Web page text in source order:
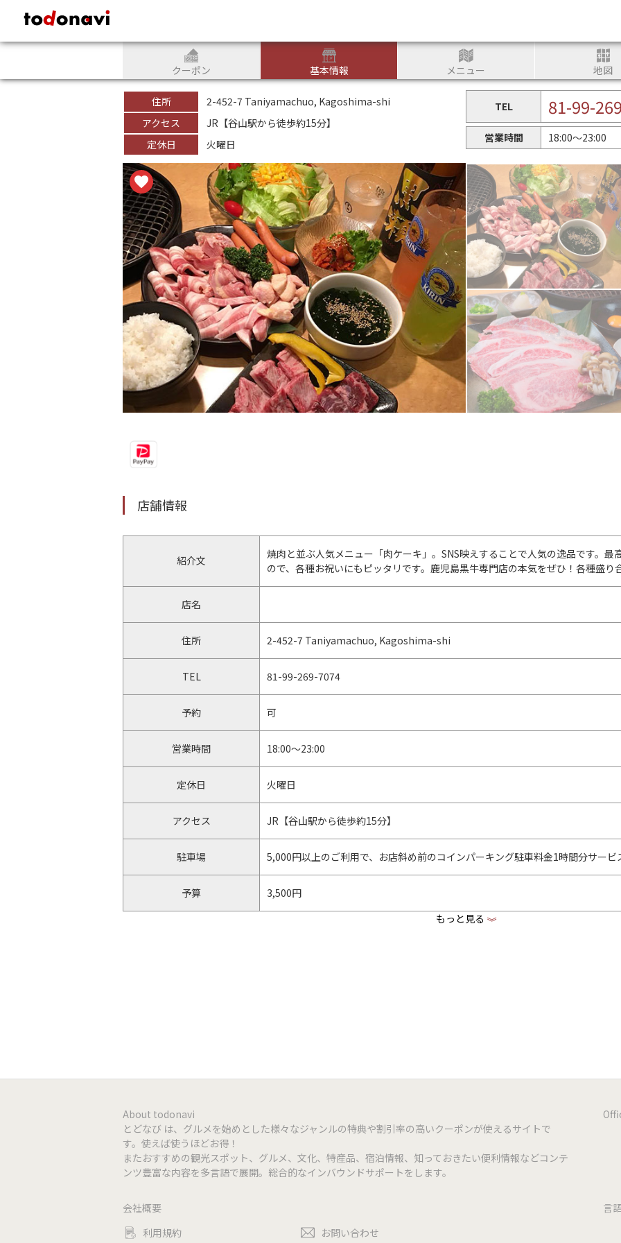
todonavi - 鹿児島のクーポンサイト、様々なジャンルのクーポンが見つかる
クーポン 基本情報 メニュー 地図
住所
2-452-7 Taniyamachuo, Kagoshima-shi
アクセス
JR【谷山駅から徒歩約15分】
定休日
火曜日
TEL 81-99-
営業時間 18:00〜23:00
店舗情報
紹介文
焼肉と並ぶ人気メニュー「肉ケーキ」。SNS映えすることで人気の逸品です。最
ので、各種お祝いにもピッタリです。鹿児島黒牛専門店の本気をぜひ！各種盛り
店名
住所 2-452-7 Taniyamachuo, Kagoshima-shi
TEL 81-99-269-7074
予約 可
営業時間 18:00〜23:00
定休日 火曜日
アクセス JR【谷山駅から徒歩約15分】
駐車場 5,000円以上のご利用で、お店斜め前のコインパーキング駐車料金1時間分サービ
予算 3,500円
席数
個室
貸切 利用可
もっと見る 《
About todonavi
とどなび は、グルメを始めとした様々なジャンルの特典や割引率の高いクーポンが使えるサイトで
す。使えば使うほどお得！
またおすすめの観光スポット、グルメ、文化、特産品、宿泊情報、知っておきたい便利情報などコンテ
ンツ豊富な内容を多言語で展開。総合的なインバウンドサポートをします。
会社概要
利用規約
お問い合わせ
言